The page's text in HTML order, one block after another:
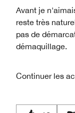
Avant je
reste très
pas de
démaquillage.
Continuer les